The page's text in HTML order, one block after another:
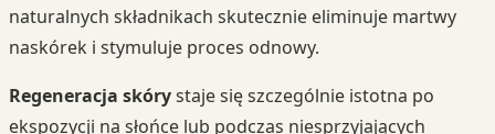
naturalnych składnikach skutecznie eliminuje martwy
naskórek i stymuluje proces odnowy.
Regeneracja skórystaje się szczególnie istotna po
ekspozycji na słońce lub podczas niesprzyjających